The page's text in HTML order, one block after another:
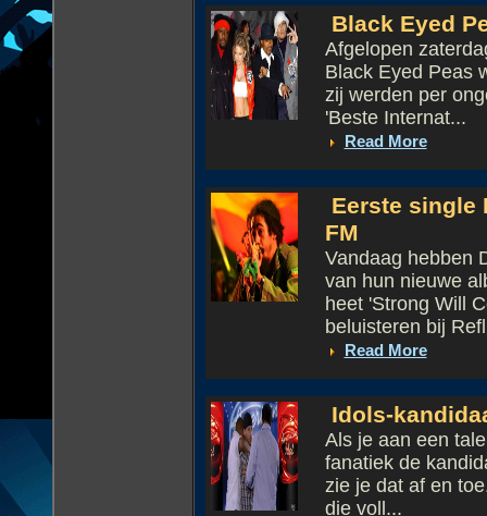
Black Eyed
Afgelopen
Black Eyed Peas
zij werden per
'Beste Internat...
Read More
Eerste single
FM
Vandaag hebben
van hun nieuwe
heet 'Strong Will
beluisteren bij
Read More
Idols-
Als je aan een
fanatiek de
zie je dat af en
die voll...